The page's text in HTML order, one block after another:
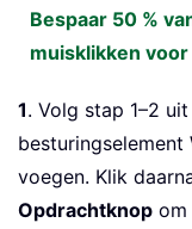
Bespaar 50 %
muisklikken voor
1. Volg stap 1–2
besturingselement
voegen. Klik
Opdrachtknop om